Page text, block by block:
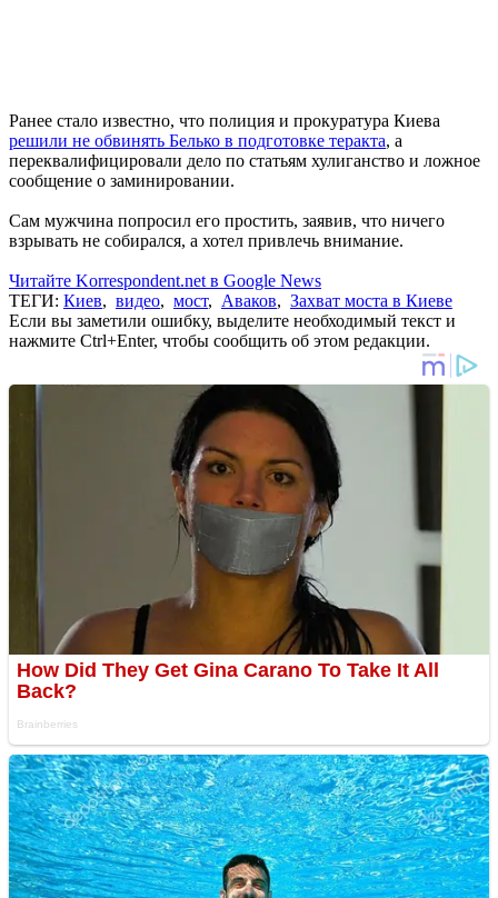
Ранее стало известно, что полиция и прокуратура Киева
решили не обвинять Белько в подготовке теракта, а
переквалифицировали дело по статьям хулиганство и ложное
сообщение о заминировании.
Сам мужчина попросил его простить, заявив, что ничего
взрывать не собирался, а хотел привлечь внимание.
Читайте Korrespondent.net в Google News
ТЕГИ: Киев, видео, мост, Аваков, Захват моста в Киеве
Если вы заметили ошибку, выделите необходимый текст и
нажмите Ctrl+Enter, чтобы сообщить об этом редакции.